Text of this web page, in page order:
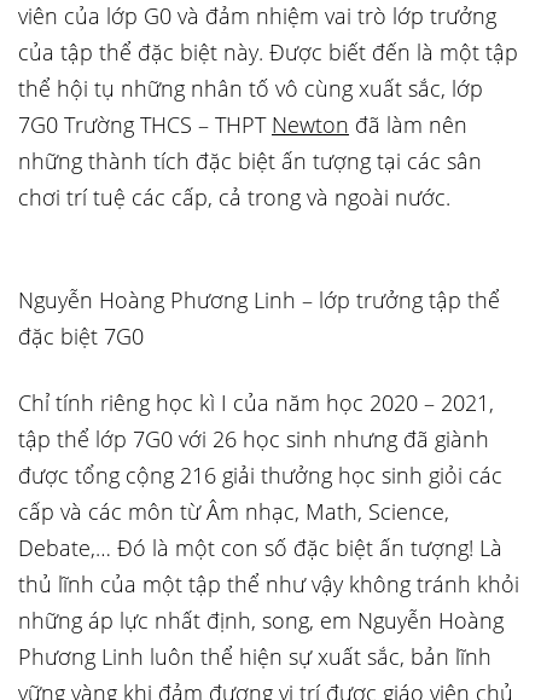
viên của lớp G0 và đảm nhiệm vai trò lớp trưởng
của tập thể đặc biệt này. Được biết đến là một tập
thể hội tụ những nhân tố vô cùng xuất sắc, lớp
7G0 Trường THCS – THPT Newton đã làm nên
những thành tích đặc biệt ấn tượng tại các sân
chơi trí tuệ các cấp, cả trong và ngoài nước.
Nguyễn Hoàng Phương Linh – lớp trưởng tập thể
đặc biệt 7G0
Chỉ tính riêng học kì I của năm học 2020 – 2021,
tập thể lớp 7G0 với 26 học sinh nhưng đã giành
được tổng cộng 216 giải thưởng học sinh giỏi các
cấp và các môn từ Âm nhạc, Math, Science,
Debate,… Đó là một con số đặc biệt ấn tượng! Là
thủ lĩnh của một tập thể như vậy không tránh khỏi
những áp lực nhất định, song, em Nguyễn Hoàng
Phương Linh luôn thể hiện sự xuất sắc, bản lĩnh
vững vàng khi đảm đương vị trí được giáo viên chủ